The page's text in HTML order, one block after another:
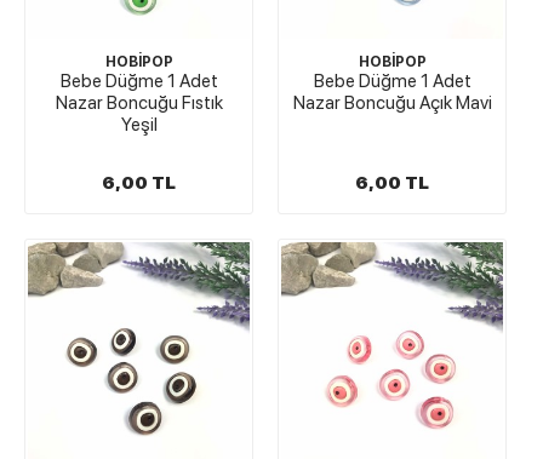
HOBİPOP
Bebe Düğme 1 Adet
Nazar Boncuğu Fıstık
Yeşil
6,00 TL
HOBİPOP
Bebe Düğme 1 Adet
Nazar Boncuğu Açık Mavi
6,00 TL